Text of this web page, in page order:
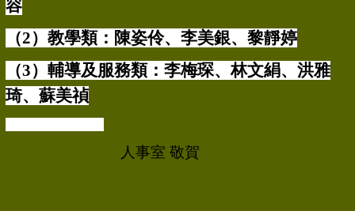
容
（2）教學類：陳姿伶、李美銀、黎靜婷
（3）輔導及服務類：李梅琛、林文絹、洪雅
琦、蘇美禎
人事室 敬賀